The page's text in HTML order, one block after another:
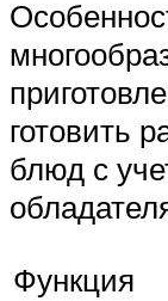
готовить
блюд с
Функция